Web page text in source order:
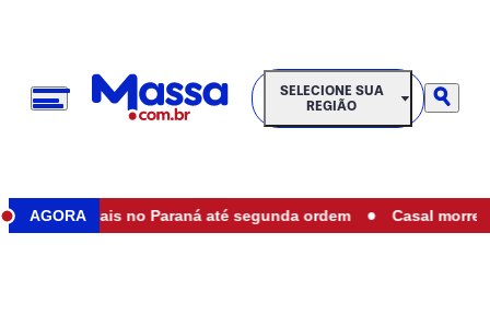
SELECIONE SUA REGIÃO
SELECIONE SUA
REGIÃO
AGORA
estaduais no Paraná até segunda ordem • Casal morre em